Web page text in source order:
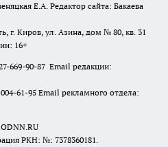
Е.А. Редактор сайта: Бакаева
г. Киров, ул. Азина, дом № 80, кв. 31
16+
669-90-87 Email редакции:
61-95 Email рекламного отдела:
РКН: №: 7378360181.